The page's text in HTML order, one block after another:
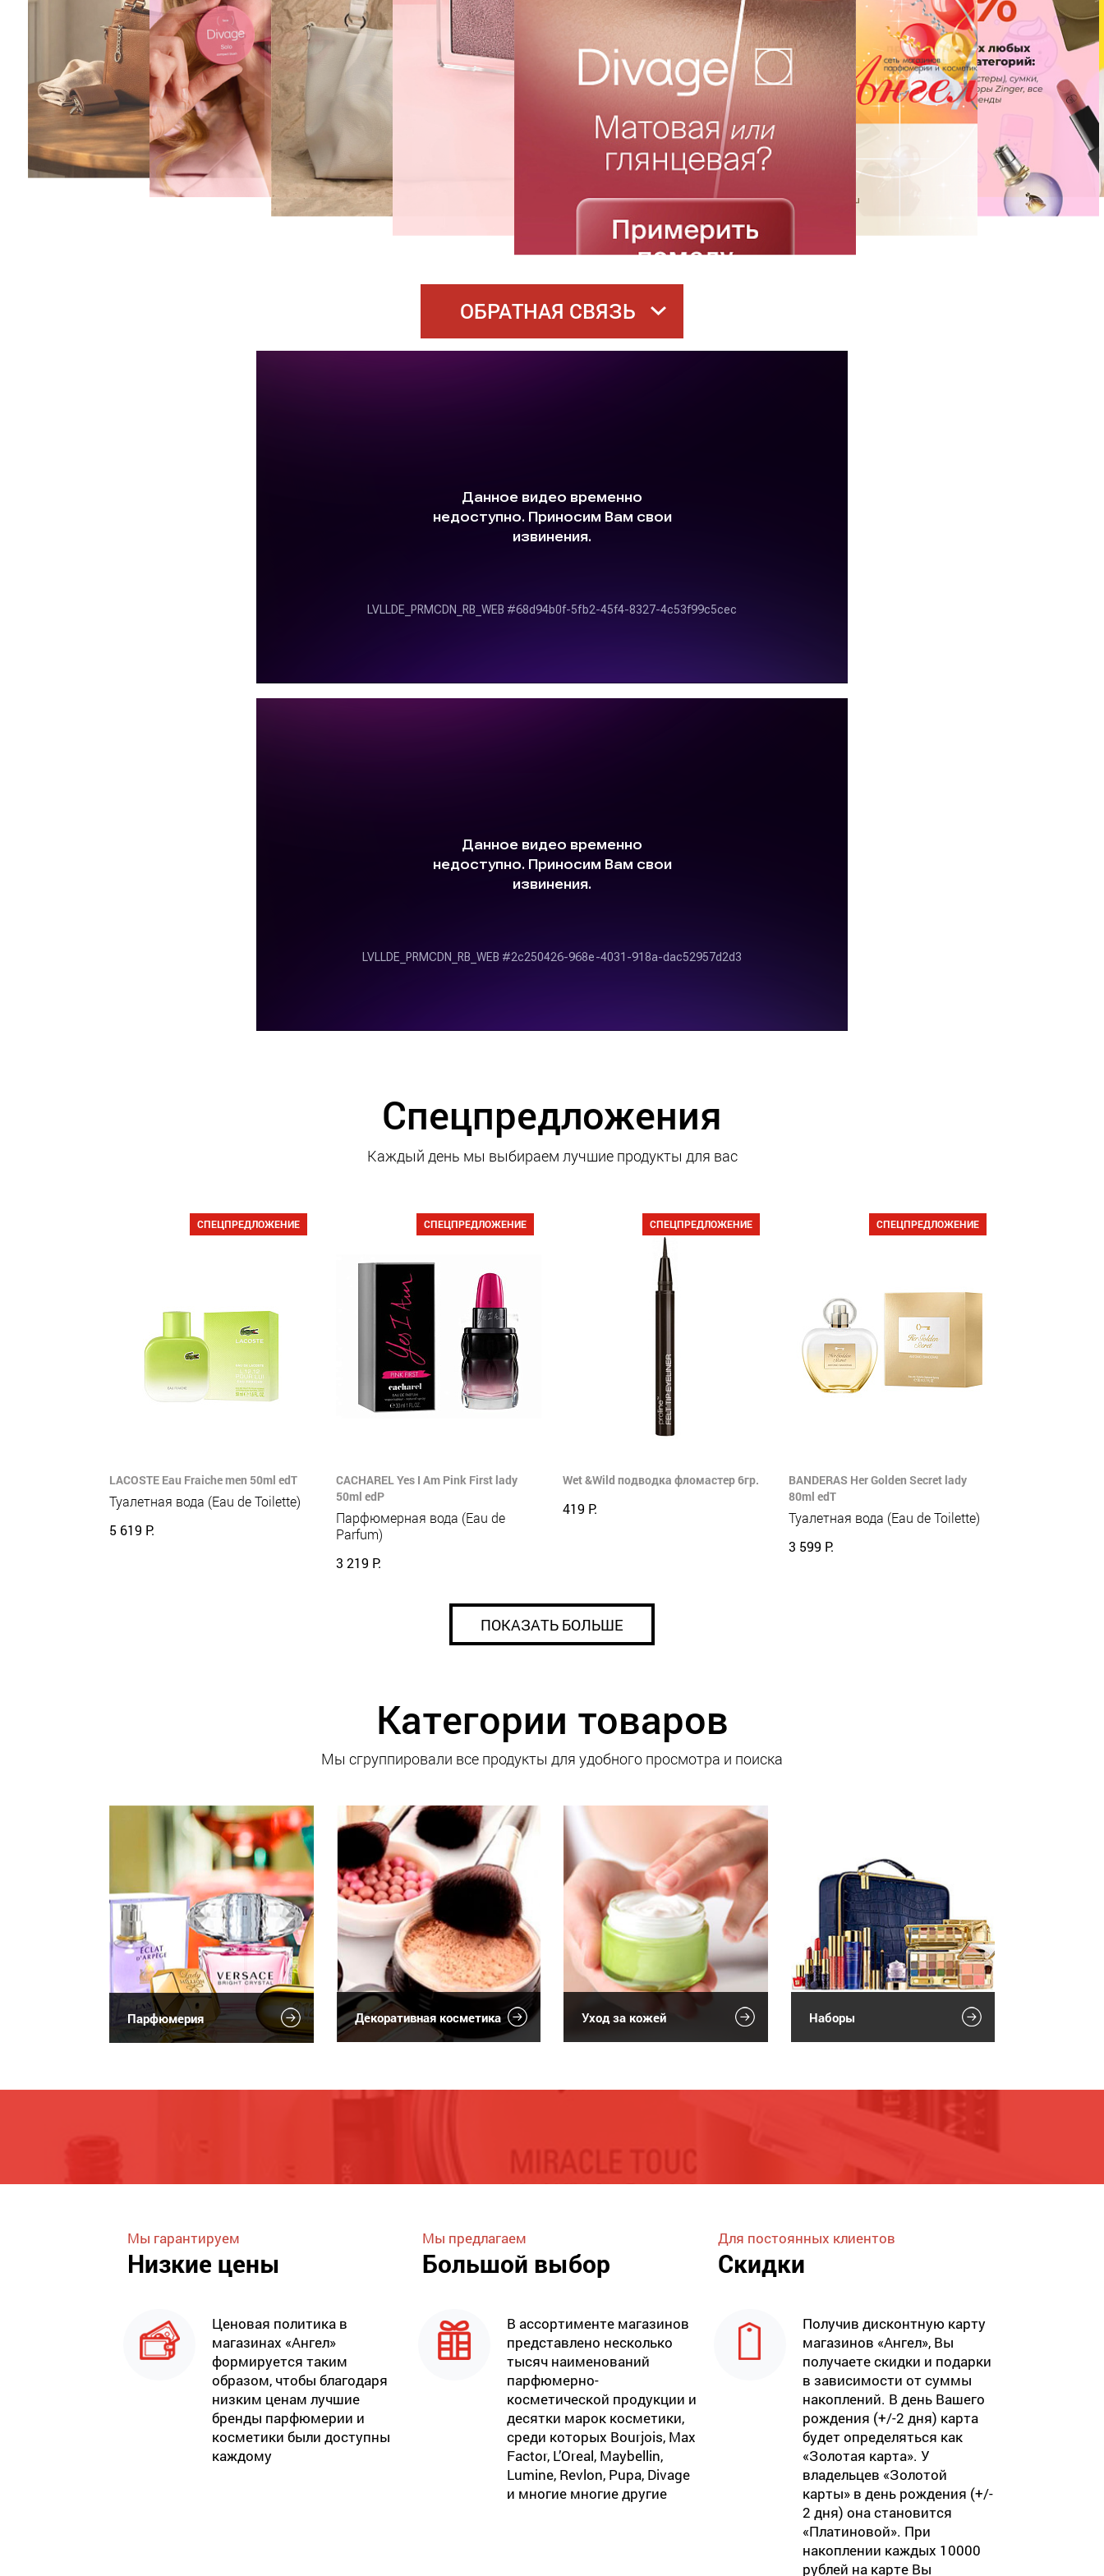
ОБРАТНАЯ СВЯЗЬ
Спецпредложения
Каждый день мы выбираем лучшие продукты для вас
СПЕЦПРЕДЛОЖЕНИЕ
LACOSTE Eau Fraiche men 50ml edT
Туалетная вода (Eau de Toilette)
5 619 Р.
СПЕЦПРЕДЛОЖЕНИЕ
CACHAREL Yes I Am Pink First lady
50ml edP
Парфюмерная вода (Eau de
Parfum)
3 219 Р.
СПЕЦПРЕДЛОЖЕНИЕ
Wet &Wild подводка фломастер 6гр.
419 Р.
СПЕЦПРЕДЛОЖЕНИЕ
BANDERAS Her Golden Secret lady
80ml edT
Туалетная вода (Eau de Toilette)
3 599 Р.
ПОКАЗАТЬ БОЛЬШЕ
Категории товаров
Мы сгруппировали все продукты для удобного просмотра и поиска
Парфюмерия Декоративная косметика Уход за кожей Наборы
Мы гарантируем
Низкие цены
Ценовая политика в
магазинах «Ангел»
формируется таким
образом, чтобы благодаря
низким ценам лучшие
бренды парфюмерии и
косметики были доступны
каждому
Мы предлагаем
Большой выбор
В ассортименте магазинов
представлено несколько
тысяч наименований
парфюмерно-
косметической продукции и
десятки марок косметики,
среди которых Bourjois, Max
Factor, L’Oreal, Maybellin,
Lumine, Revlon, Pupa, Divage
и многие многие другие
Для постоянных клиентов
Скидки
Получив дисконтную карту
магазинов «Ангел», Вы
получаете скидки и подарки
в зависимости от суммы
накоплений. В день Вашего
рождения (+/-2 дня) карта
будет определяться как
«Золотая карта». У
владельцев «Золотой
карты» в день рождения (+/-
2 дня) она становится
«Платиновой». При
накоплении каждых 10000
рублей на карте Вы